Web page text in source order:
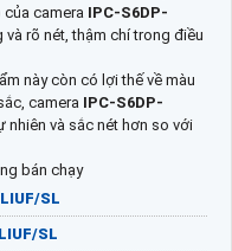
camera IPC-S6DP-
rõ nét, thậm chí trong điều
này còn có lợi thế về màu
camera IPC-S6DP-
nhiên và sắc nét hơn so với
bán chạy
SL
SL